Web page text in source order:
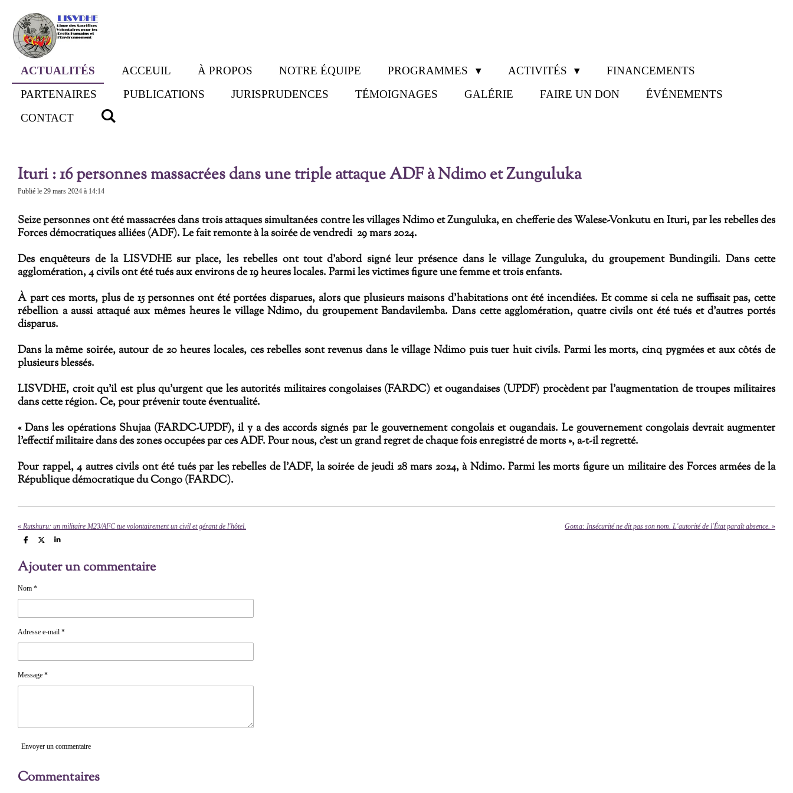
contenu
principal
ACTUALITÉS ACCEUIL À PROPOS NOTRE ÉQUIPE PROGRAMMES ACTIVITÉS
FINANCEMENTS
PARTENAIRES
PUBLICATIONS JURISPRUDENCES TÉMOIGNAGES GALÉRIE FAIRE UN DON
ÉVÉNEMENTS
CONTACT
Ituri : 16 personnes massacrées dans une triple attaque ADF à Ndimo et Zunguluka
Publié le 29 mars 2024 à 14:14
Seize personnes ont été massacrées dans trois attaques simultanées contre les villages Ndimo et Zunguluka, en chefferie des Walese-Vonkutu en Ituri, par les rebelles des
Forces démocratiques alliées (ADF). Le fait remonte à la soirée de vendredi 29 mars 2024.
D​es enquêteurs de la LISVDHE sur place, les rebelles ont tout d’abord signé leur présence dans le village Zunguluka, du groupement Bundingili. Dans cette
agglomération, 4 civils ont été tués aux environs de 19 heures locales. Parmi les victimes figure une femme et trois enfants.
À part ces morts, plus de 15 personnes ont été portées disparues, alors que plusieurs maisons d’habitations ont été incendiées. Et comme si cela ne suffisait pas, cette
rébellion a aussi attaqué aux mêmes heures le village Ndimo, du groupement Bandavilemba. Dans cette agglomération, quatre civils ont été tués et d’autres portés
disparus.
Dans la même soirée, autour de 20 heures locales, ces rebelles sont revenus dans le village Ndimo puis tuer huit civils. Parmi les morts, cinq pygmées et aux côtés de
plusieurs blessés.
​LISVDHE, croit qu’il est plus qu’urgent que les autorités militaires congolaises (FARDC) et ougandaises (UPDF) procèdent par l’augmentation de troupes militaires
dans cette région. Ce, pour prévenir toute éventualité.
« Dans les opérations Shujaa (FARDC-UPDF), il y a des accords signés par le gouvernement congolais et ougandais. Le gouvernement congolais devrait augmenter
l’effectif militaire dans des zones occupées par ces ADF. Pour nous, c’est un grand regret de chaque fois enregistré de morts », a-t-il regretté.
Pour rappel, 4 autres civils ont été tués par les rebelles de l’ADF, la soirée de jeudi 28 mars 2024, à Ndimo. Parmi les morts figure un militaire des Forces armées de la
République démocratique du Congo (FARDC).
« Rutshuru: un militaire M23/AFC tue volontairement un civil et gérant de l'hôtel. Goma: Insécurité ne dit pas son nom. L'autorité de l'État paraît absence. »
P
t
a
r
P
t
a
P
t
a
Ajouter un commentaire
Nom *
Adresse e-mail *
Message *
Envoyer un commentaire
Commentaires